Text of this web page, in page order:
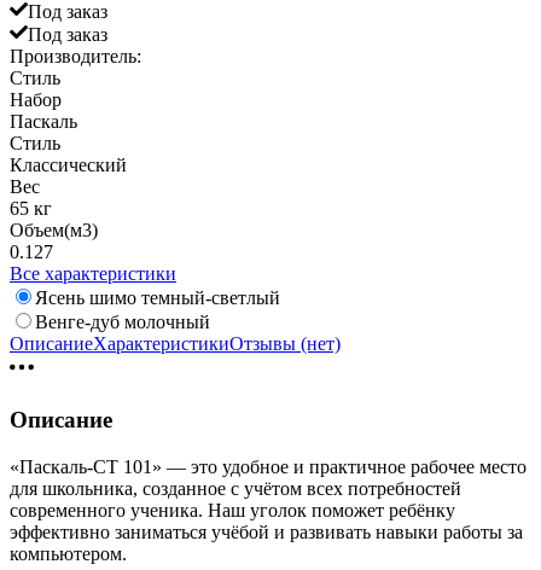
Под заказ
Под заказ
Производитель:
Стиль
Набор
Паскаль
Стиль
Классический
Вес
65 кг
Объем(м3)
0.127
Все характеристики
Ясень шимо темный-светлый
Венге-дуб молочный
ОписаниеХарактеристикиОтзывы (нет)
Описание
«Паскаль-СТ 101» — это удобное и практичное рабочее место
для школьника, созданное с учётом всех потребностей
современного ученика. Наш уголок поможет ребёнку
эффективно заниматься учёбой и развивать навыки работы за
компьютером.